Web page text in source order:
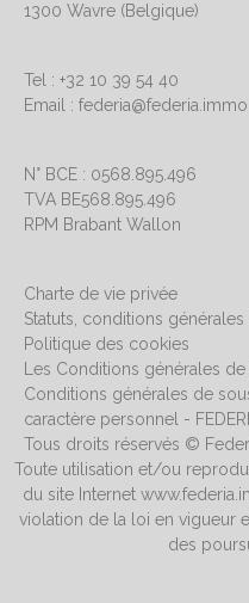
1300 Wavre (Belgique)
Tel : +32 10 39 54 40
Email : federia@federia.immo
N° BCE : 0568.895.496
TVA BE568.895.496
RPM Brabant Wallon
Charte de vie privée
Statuts, conditions générales
Politique des cookies
Les Conditions générales de
Conditions générales de
caractère personnel -
Tous droits réservés ©
Toute utilisation et/ou
du site Internet
violation de la loi en vigueur
des